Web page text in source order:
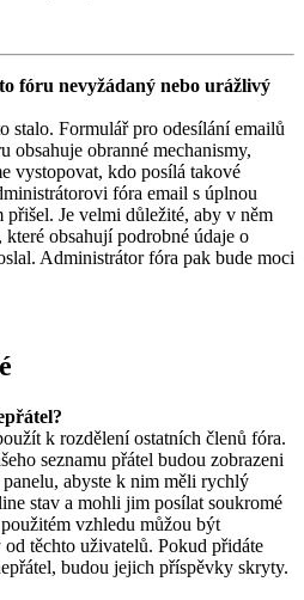
fóru nevyžádaný nebo urážlivý
stalo. Formulář pro odesílání emailů
obsahuje obranné mechanismy,
vystopovat, kdo posílá takové
fóra email s úplnou
Je velmi důležité, aby v něm
obsahují podrobné údaje o
Administrátor fóra pak bude moci
k rozdělení ostatních členů fóra.
seznamu přátel budou zobrazeni
abyste k nim měli rychlý
stav a mohli jim posílat soukromé
vzhledu můžou být
těchto uživatelů. Pokud přidáte
budou jejich příspěvky skryty.